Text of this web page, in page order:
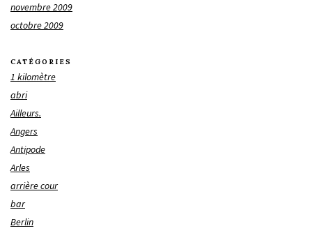
novembre 2009
octobre 2009
CATÉGORIES
1 kilomètre
abri
Ailleurs.
Angers
Antipode
Arles
arrière cour
bar
Berlin